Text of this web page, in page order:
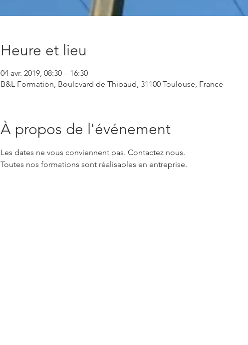
Heure et lieu
04 avr. 2019, 08:30 – 16:30
B&L Formation, Boulevard de Thibaud, 31100 Toulouse, France
À propos de l'événement
Les dates ne vous conviennent pas. Contactez nous.
Toutes nos formations sont réalisables en entreprise.